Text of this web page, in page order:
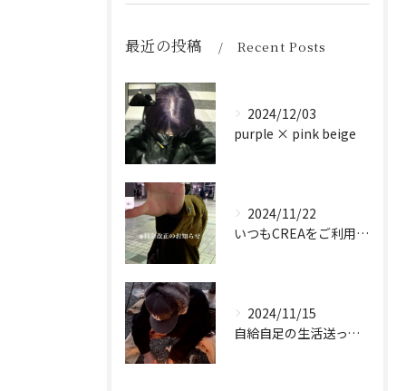
最近の投稿 Recent Posts
2024/12/03
purple × pink beige
2024/11/22
いつもCREAをご利用頂き誠に有難う御座います！
2024/11/15
自給自足の生活送ってます